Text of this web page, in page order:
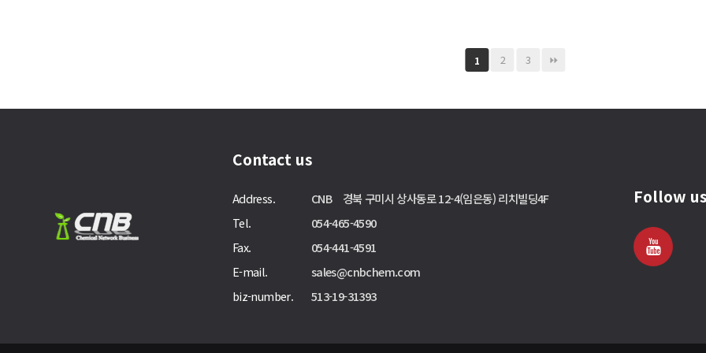
1 2 3
Contact us
Address.
CNB 경북 구미시 상사동로 12-4(임은동) 리치빌딩4F
Tel.
054-465-4590
Fax.
054-441-4591
E-mail.
sales@cnbchem.com
biz-number.
513-19-31393
Follow us